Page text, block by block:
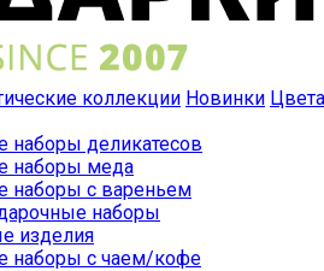
коллекции Новинки Цвета
наборы деликатесов
наборы меда
наборы с вареньем
наборы
изделия
наборы с чаем/кофе